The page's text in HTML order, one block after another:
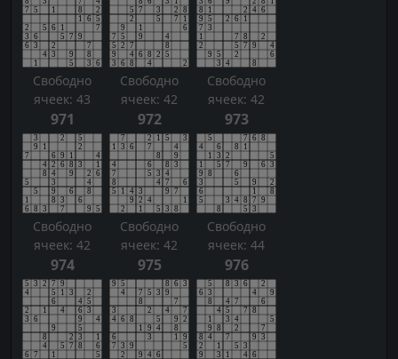
Свободно
ячеек: 43
Свободно
ячеек: 42
Свободно
ячеек: 42
971
Свободно
ячеек: 42
972
Свободно
ячеек: 42
973
Свободно
ячеек: 44
974 975 976